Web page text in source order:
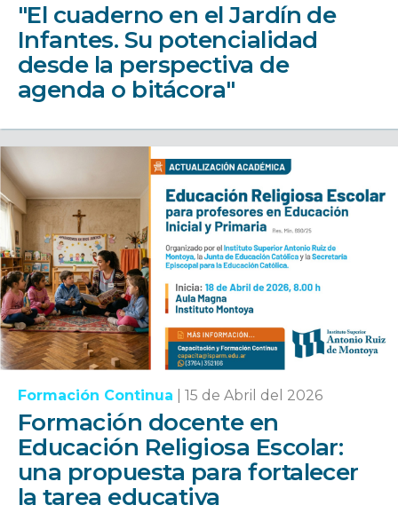
"El cuaderno en el Jardín de
Infantes. Su potencialidad
desde la perspectiva de
agenda o bitácora"
Formación Continua 15 de Abril del 2026
Formación docente en
Educación Religiosa Escolar:
una propuesta para fortalecer
la tarea educativa